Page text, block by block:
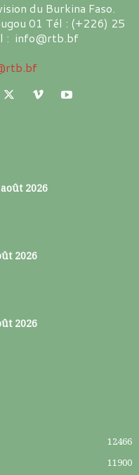
du Burkina Faso.
01 Tél : (+226) 25
: info@rtb.bf
2026
2026
2026
12466
11900